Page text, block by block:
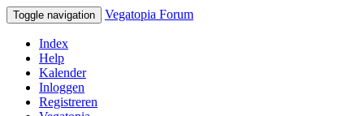
Toggle navigation Vegatopia Forum
Index
Help
Kalender
Inloggen
Registreren